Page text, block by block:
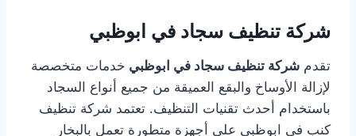
شركة تنظيف سجاد في ابوظبي
تقدم شركة تنظيف سجاد في ابوظبي خدمات متخصصة
لإزالة الأوساخ والبقع العميقة من جميع أنواع السجاد
باستخدام أحدث تقنيات التنظيف. تعتمد شركة تنظيف
كنب في ابوظبي على أجهزة متطورة تعمل بالبخار